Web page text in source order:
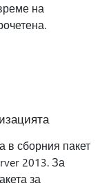
на
в сборния пакет
2013. За
за